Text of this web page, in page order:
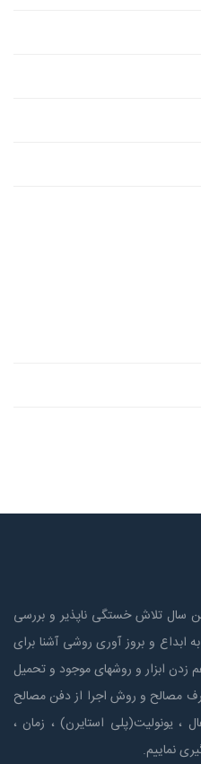
سال تلاش خستگی ناپذير و بررسی
ابداع و بروز آوری روشی آشنا برای
زدن ابزار و روشهای موجود و تحمیل
مصالح و روش اجرا از دفن مصالح
، یونولیت(پلی استايرن) ، زمان ،
نماییم.